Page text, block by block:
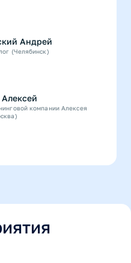
Андрей
(Челябинск)
компании Алексея